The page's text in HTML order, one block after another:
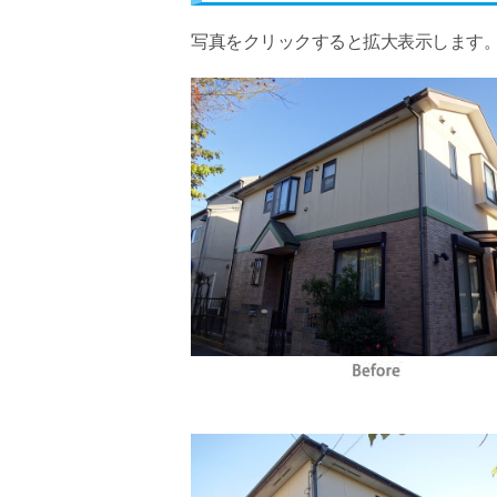
写真をクリックすると拡大表示します